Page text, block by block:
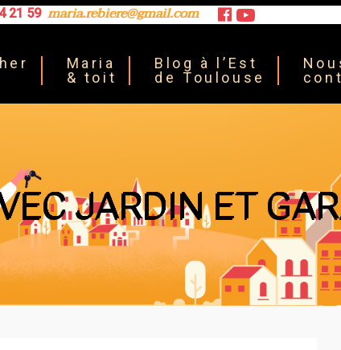
21 59 maria.rebiere@gmail.com
Maria
& toit
Blog à l’Est
de Toulouse
JARDIN ET